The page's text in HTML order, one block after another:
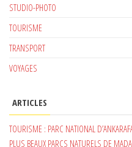
STUDIO-PHOTO
TOURISME
TRANSPORT
VOYAGES
ARTICLES
TOURISME : PARC NATIONAL
PLUS BEAUX PARCS NATURELS DE